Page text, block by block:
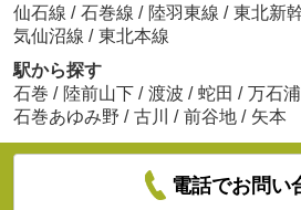
仙石線 / 石巻線 / 陸羽東線 / 東北新
気仙沼線 / 東北本線
駅から探す
石巻 / 陸前山下 / 渡波 / 蛇田 / 万石浦
石巻あゆみ野 / 古川 / 前谷地 / 矢本
電話でお問い